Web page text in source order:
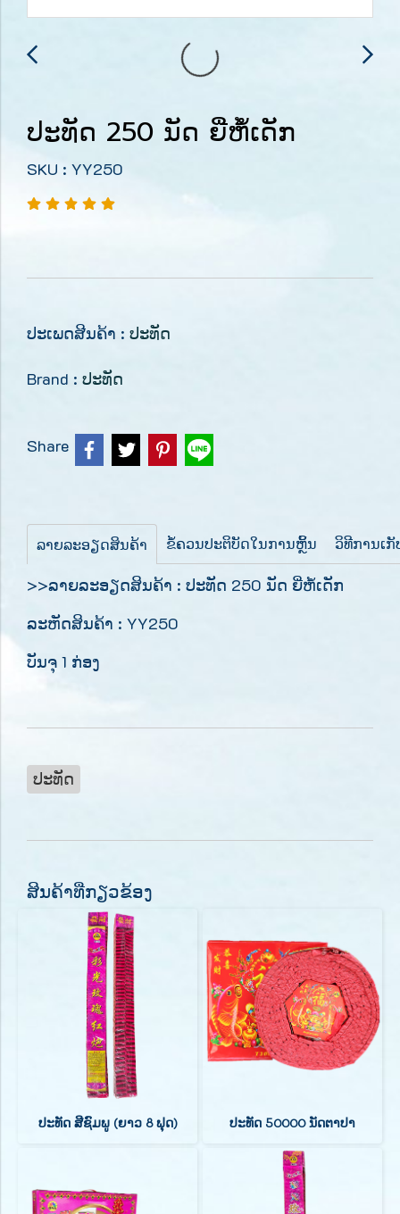
ປະທັດ 250 ນັດ ຍີ່ຫໍ້ເດັກ
SKU : YY250
ປະເພດສີນຄ້າ : ປະທັດ
Brand : ປະທັດ
Share
ລາຍລະອຽດສິນຄ້າ ຂໍ້ຄວນປະຕິບັດໃນການຫຼິ້ນ ວິທີການເ
>>ລາຍລະອຽດສິນຄ້າ : ປະທັດ 250 ນັດ ຍີ່ຫໍ້ເດັກ
ລະຫັດສິນຄ້າ : YY250
ບັນຈຸ 1 ກ່ອງ
ປະທັດ
ສິນຄ້າທີ່ກຽວຂ້ອງ
ປະທັດ ສີຊົມພູ (ຍາວ 8 ຟຸດ) ປະທັດ 50000 ນັດຕາປາ